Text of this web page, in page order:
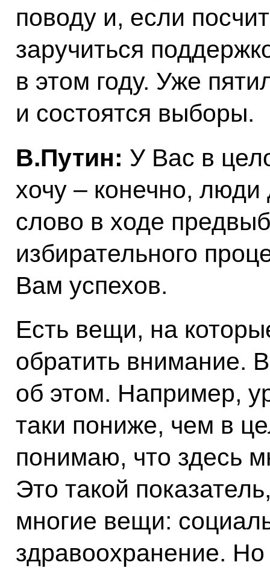
поводу и, если
заручиться
в этом году. Уже
и состоятся выборы.
В.Путин: У Вас в
хочу – конечно,
слово в ходе
избирательного
Вам успехов.
Есть вещи, на
обратить внимание.
об этом. Например,
таки пониже, чем в
понимаю, что здесь
Это такой
многие вещи:
здравоохранение.